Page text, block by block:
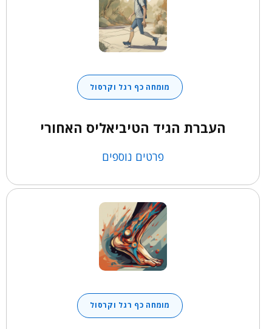
מומחה כף רגל וקרסול
העברת הגיד הטיביאליס האחורי
פרטים נוספים
מומחה כף רגל וקרסול